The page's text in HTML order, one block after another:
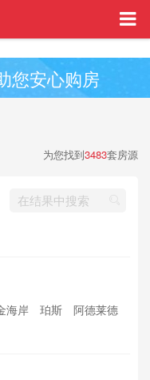
您安心购房
为您找到3483套房源
海岸 珀斯
阿德莱德